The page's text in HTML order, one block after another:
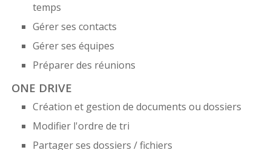
temps
Gérer ses contacts
Gérer ses équipes
Préparer des réunions
ONE DRIVE
Création et gestion de documents ou dossiers
Modifier l'ordre de tri
Partager ses dossiers / fichiers